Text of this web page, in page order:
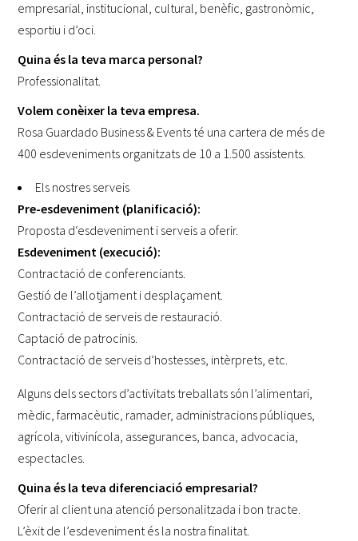
empresarial, institucional, cultural, benèfic, gastronòmic,
esportiu i d’oci.
Quina és la teva marca personal?
Professionalitat.
Volem conèixer la teva empresa.
Rosa Guardado Business & Events té una cartera de més de
400 esdeveniments organitzats de 10 a 1.500 assistents.
Els nostres serveis
Pre-esdeveniment (planificació):
Proposta d‘esdeveniment i serveis a oferir.
Esdeveniment (execució):
Contractació de conferenciants.
Gestió de l’allotjament i desplaçament.
Contractació de serveis de restauració.
Captació de patrocinis.
Contractació de serveis d’hostesses, intèrprets, etc.
Alguns dels sectors d’activitats treballats són l’alimentari,
mèdic, farmacèutic, ramader, administracions públiques,
agrícola, vitivinícola, assegurances, banca, advocacia,
espectacles.
Quina és la teva diferenciació empresarial?
Oferir al client una atenció personalitzada i bon tracte.
L’èxit de l’esdeveniment és la nostra finalitat.